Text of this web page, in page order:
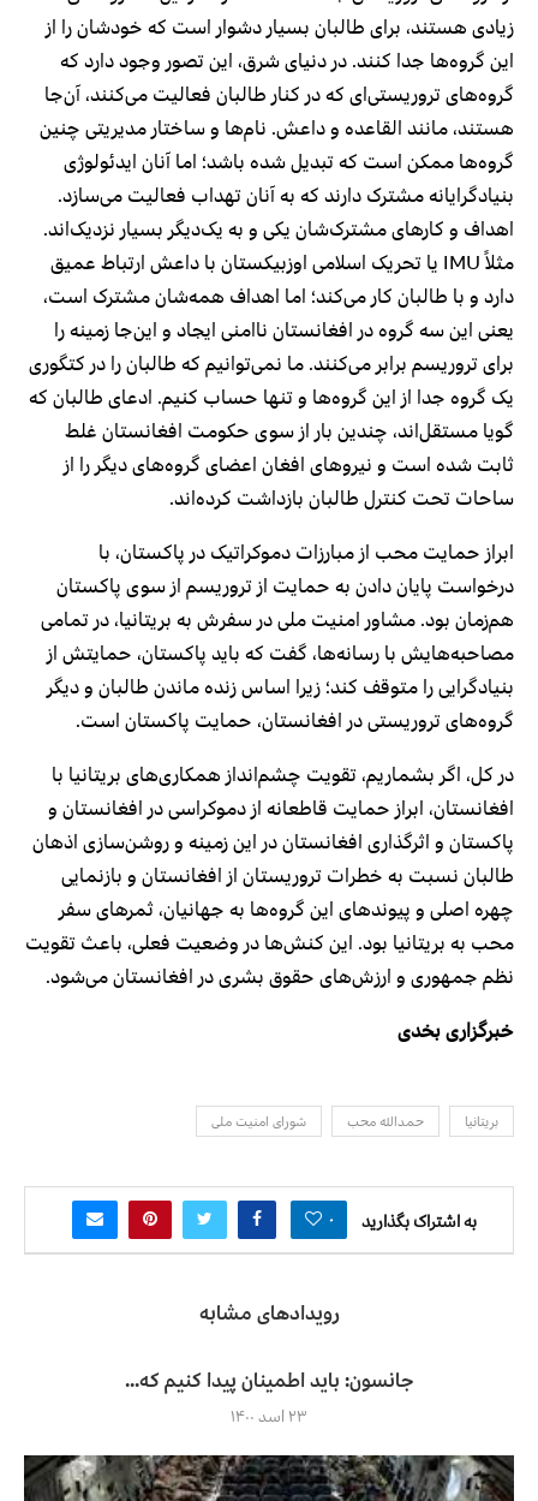
زیادی هستند، برای طالبان بسیار دشوار است که خودشان را از
این گروه‌ها جدا کنند. در دنیای شرق، این تصور وجود دارد که
گروه‌های تروریستی‌ای که در کنار طالبان فعالیت می‌کنند، آن‌جا
هستند، مانند القاعده و داعش. نام‌ها و ساختار مدیریتی چنین
گروه‌ها ممکن است که تبدیل‌ شده باشد؛ اما آنان ایدئولوژی
بنیادگرایانه‌ مشترک دارند که به آنان تهداب فعالیت می‌سازد.
اهداف و کارهای مشترک‌شان یکی و به یک‌دیگر بسیار نزدیک‌اند.
مثلاً IMU یا تحریک اسلامی اوزبیکستان با داعش ارتباط عمیق
دارد و با طالبان کار می‌کند؛ اما اهداف همه‌شان مشترک است،
یعنی این سه گروه در افغانستان ناامنی ایجاد و این‌جا زمینه را
برای تروریسم برابر می‌کنند. ما نمی‌توانیم که طالبان را در کتگوری
یک گروه جدا از این گروه‌ها و تنها حساب کنیم. ادعای طالبان که
گویا مستقل‌اند، چندین بار از سوی حکومت افغانستان غلط
ثابت شده است و نیروهای افغان اعضای گروه‌های دیگر را از
ساحات تحت کنترل طالبان بازداشت کرده‌اند.
ابراز حمایت محب از مبارزات دموکراتیک در پاکستان، با
درخواست پایان دادن به حمایت از تروریسم از سوی پاکستان
هم‌زمان بود. مشاور امنیت ملی در سفرش به بریتانیا، در تمامی
مصاحبه‌هایش با رسانه‌ها، گفت که باید پاکستان، حمایتش از
بنیادگرایی را متوقف کند؛ زیرا اساس زنده ماندن طالبان و دیگر
گروه‌های تروریستی در افغانستان، حمایت پاکستان است.
در کل، اگر بشماریم، تقویت چشم‌انداز همکاری‌های بریتانیا با
افغانستان، ابراز حمایت قاطعانه از دموکراسی در افغانستان و
پاکستان و اثرگذاری افغانستان در این زمینه و روشن‌سازی اذهان
طالبان نسبت به خطرات تروریستان از افغانستان و بازنمایی
چهره اصلی و پیوندهای این گروه‌ها به جهانیان، ثمرهای سفر
محب به بریتانیا بود. این کنش‌ها در وضعیت فعلی، باعث تقویت
نظم جمهوری و ارزش‌های حقوق بشری در افغانستان می‌شود.
خبرگزاری بخدی
بریتانیا حمدالله محب شورای امنیت ملی
به اشتراک بگذارید ۰
رویدادهای مشابه
جانسون: باید اطمینان پیدا کنیم که...
۲۳ اسد ۱۴۰۰